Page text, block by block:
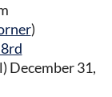
)
December 31,